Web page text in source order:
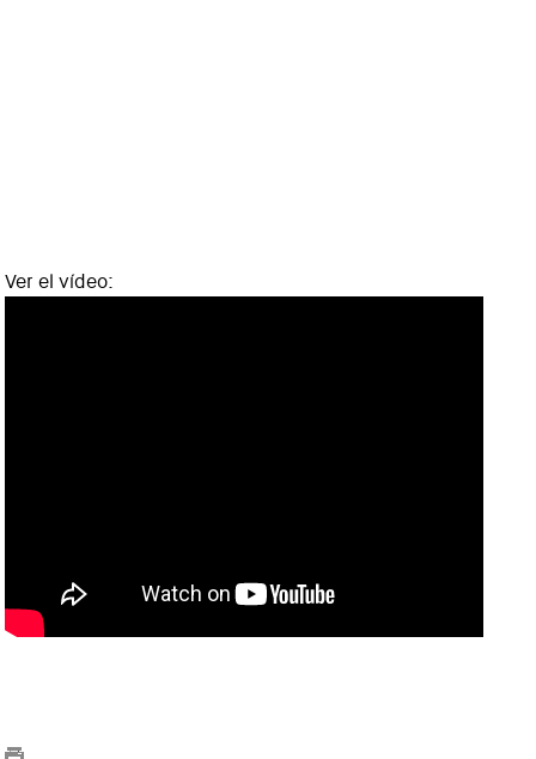
Ver el vídeo: